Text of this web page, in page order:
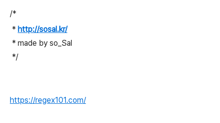
/*
* http://sosal.kr/
* made by so_Sal
*/
https://regex101.com/